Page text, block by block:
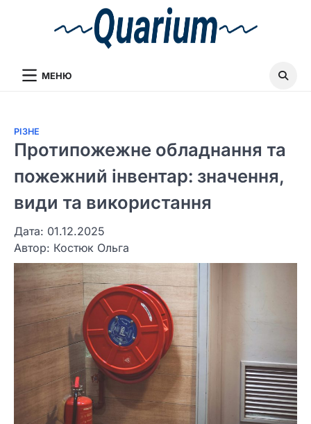
МЕНЮ
РІЗНЕ
Протипожежне обладнання та
пожежний інвентар: значення,
види та використання
Дата: 01.12.2025
Автор: Костюк Ольга